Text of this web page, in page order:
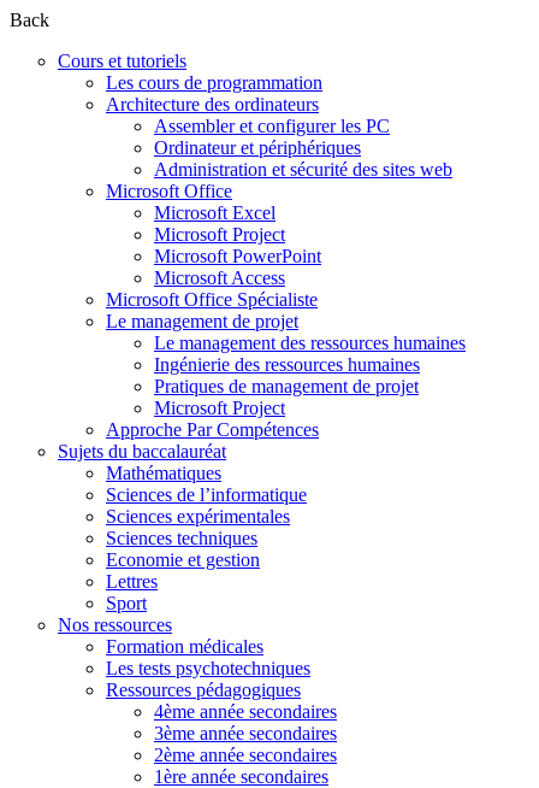
Back
Cours et tutoriels
Les cours de programmation
Architecture des ordinateurs
Assembler et configurer les PC
Ordinateur et périphériques
Administration et sécurité des sites web
Microsoft Office
Microsoft Excel
Microsoft Project
Microsoft PowerPoint
Microsoft Access
Microsoft Office Spécialiste
Le management de projet
Le management des ressources humaines
Ingénierie des ressources humaines
Pratiques de management de projet
Microsoft Project
Approche Par Compétences
Sujets du baccalauréat
Mathématiques
Sciences de l’informatique
Sciences expérimentales
Sciences techniques
Economie et gestion
Lettres
Sport
Nos ressources
Formation médicales
Les tests psychotechniques
Ressources pédagogiques
4ème année secondaires
3ème année secondaires
2ème année secondaires
1ère année secondaires